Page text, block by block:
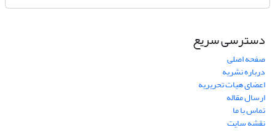
دسترسی سریع
صفحه اصلی
درباره نشریه
اعضای هیات تحریریه
ارسال مقاله
تماس با ما
نقشه سایت